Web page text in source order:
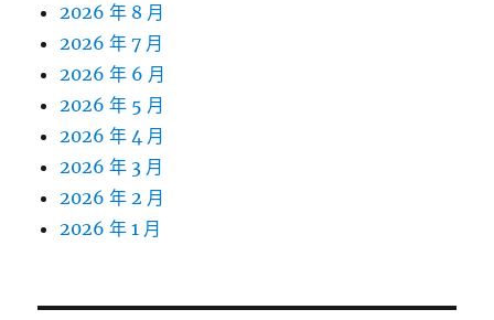
2026 年 8 月
2026 年 7 月
2026 年 6 月
2026 年 5 月
2026 年 4 月
2026 年 3 月
2026 年 2 月
2026 年 1 月